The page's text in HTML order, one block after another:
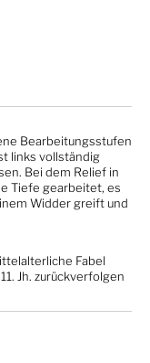
Bearbeitungsstufen
links vollständig
Bei dem Relief in
Tiefe gearbeitet, es
Widder greift und
Fabel
Jh. zurückverfolgen